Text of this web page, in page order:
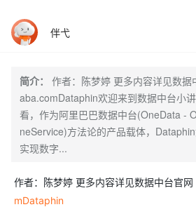
伴弋
简介：
作者：陈梦婷 更多内容详见数
aba.comDataphin欢迎来到数据中台小
看，作为阿里巴巴数据中台(OneData -
neService)方法论的产品载体，
实现数字...
作者：陈梦婷 更多内容详见数据中台官网
mDataphin